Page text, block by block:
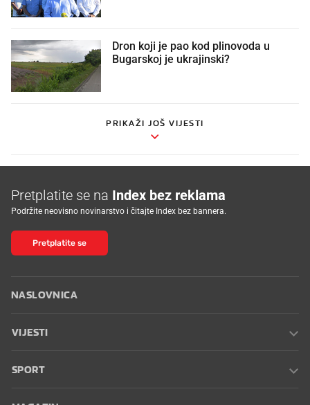
Dron koji je pao kod plinovoda u
Bugarskoj je ukrajinski?
PRIKAŽI JOŠ VIJESTI
Pretplatite se na Index bez reklama
Podržite neovisno novinarstvo i čitajte Index bez bannera.
Pretplatite se
NASLOVNICA
VIJESTI
SPORT